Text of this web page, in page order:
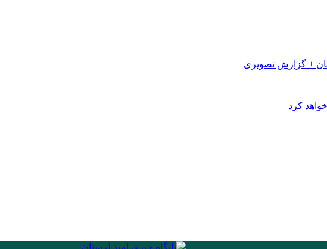
+ گزارش تصویری
کرد